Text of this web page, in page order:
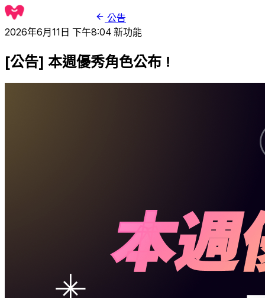
公告
2026年6月11日 下午8:04 新功能
[公告] 本週優秀角色公布！